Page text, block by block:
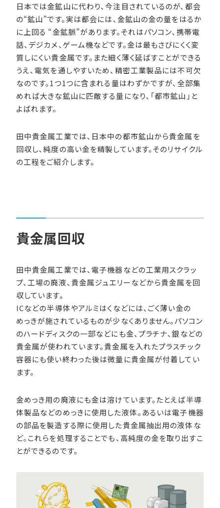
日本では金鉱山に代わり、今注目されているのが、都会
の“鉱山”です。実は都会には、金鉱山の金の量をはるか
に上回る “金鉱脈”があります。それはパソコン、携帯電
話、デジカメ、ゲーム機などです。金は最もさびにくく変
質しにくい貴金属です。また細く薄く延ばすことができる
うえ、電気を通しやすいため、精密工業製品には不可欠
なのです。1つ1つに含まれる量はわずかですが、全部集
めれば大きな鉱山に匹敵する量になり、 「都市鉱山」 と
よばれます。
田中貴金属工業では、日本中の都市鉱山から貴金属を
回収し、純度の高い金を精製しています。そのリサイクル
の工程をご紹介します。
貴金属回収
田中貴金属工業では、電子機器などの工業用スクラッ
プ、工場の廃液、貴金属ジュエリーなどから貴金属を回
収しています。
ICなどの半導体やアルミはくなどには、ごく薄い金の
めっきが施されているものが少なくありません。パソコン
のハードディスクの一部などにも金、プラチナ、銀などの
貴金属が使われています。貴金属を入れたプラスチック
容器にも使い終わった後は微量に貴金属が付着してい
ます。
金めっき用の廃液にも金は溶けています。たとえば半導
体製品などのめっきに使用した液体。あるいは電子機器
の部品を製造する際に使用した貴金属抽出用の液体な
ど。これらを処理することでも、高純度の金を取り出すこ
とができるのです。